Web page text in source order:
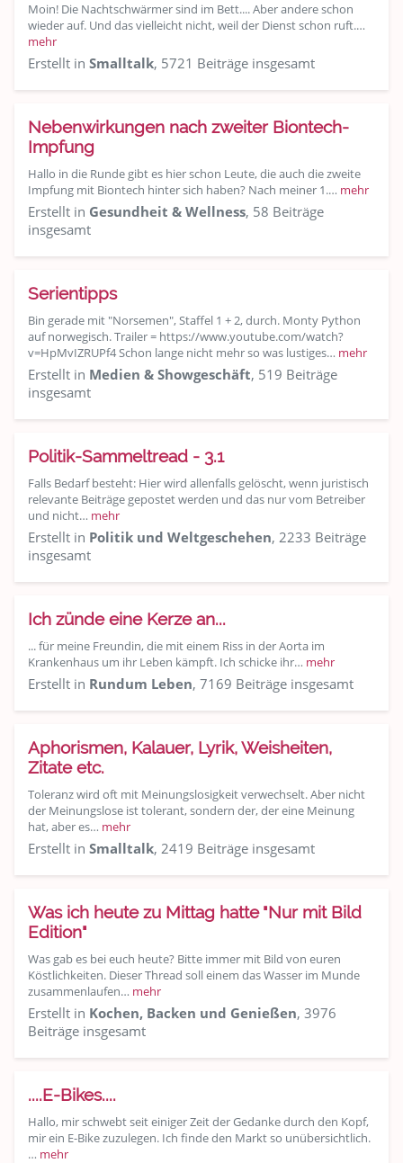
Archiv
Moin! Die Nachtschwärmer sind im Bett.... Aber andere schon
wieder auf. Und das vielleicht nicht, weil der Dienst schon ruft.…
mehr
Erstellt in Smalltalk, 5721 Beiträge insgesamt
Nebenwirkungen nach zweiter Biontech-
Impfung
Hallo in die Runde gibt es hier schon Leute, die auch die zweite
Impfung mit Biontech hinter sich haben? Nach meiner 1.… mehr
Erstellt in Gesundheit & Wellness, 58 Beiträge
insgesamt
Serientipps
Bin gerade mit "Norsemen", Staffel 1 + 2, durch. Monty Python
auf norwegisch. Trailer = https://www.youtube.com/watch?
v=HpMvIZRUPf4 Schon lange nicht mehr so was lustiges… mehr
Erstellt in Medien & Showgeschäft, 519 Beiträge
insgesamt
Politik-Sammeltread - 3.1
Falls Bedarf besteht: Hier wird allenfalls gelöscht, wenn juristisch
relevante Beiträge gepostet werden und das nur vom Betreiber
und nicht… mehr
Erstellt in Politik und Weltgeschehen, 2233 Beiträge
insgesamt
Ich zünde eine Kerze an...
... für meine Freundin, die mit einem Riss in der Aorta im
Krankenhaus um ihr Leben kämpft. Ich schicke ihr… mehr
Erstellt in Rundum Leben, 7169 Beiträge insgesamt
Aphorismen, Kalauer, Lyrik, Weisheiten,
Zitate etc.
Toleranz wird oft mit Meinungslosigkeit verwechselt. Aber nicht
der Meinungslose ist tolerant, sondern der, der eine Meinung
hat, aber es… mehr
Erstellt in Smalltalk, 2419 Beiträge insgesamt
Was ich heute zu Mittag hatte "Nur mit Bild
Edition"
Was gab es bei euch heute? Bitte immer mit Bild von euren
Köstlichkeiten. Dieser Thread soll einem das Wasser im Munde
zusammenlaufen… mehr
Erstellt in Kochen, Backen und Genießen, 3976
Beiträge insgesamt
....E-Bikes....
Hallo, mir schwebt seit einiger Zeit der Gedanke durch den Kopf,
mir ein E-Bike zuzulegen. Ich finde den Markt so unübersichtlich.
… mehr